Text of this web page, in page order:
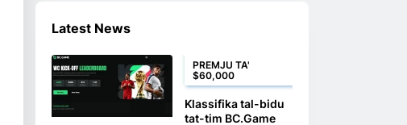
Latest News
PREMJU TA'
$60,000
Klassifika tal-bidu
tat-tim BC.Game